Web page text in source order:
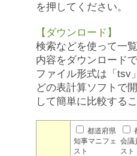
を押してください。
【ダウンロード】
検索などを使って一
内容をダウンロードで
ファイル形式は「tsv
どの表計算ソフトで
して簡単に比較する
都道府県
知事マニフェ
スト
会議
スト